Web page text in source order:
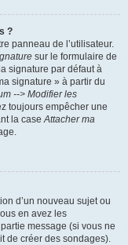
?
panneau de l’utilisateur.
sur le formulaire de
signature par défaut à
signature » à partir du
--> Modifier les
toujours empêcher une
la caseAttacher ma
d’un nouveau sujet ou
en avez les
message (si vous ne
de créer des sondages).